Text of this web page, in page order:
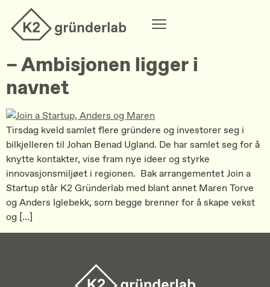
– Ambisjonen ligger i
navnet
Tirsdag kveld samlet flere gründere og investorer seg i
bilkjelleren til Johan Benad Ugland. De har samlet seg for å
knytte kontakter, vise fram nye ideer og styrke
innovasjonsmiljøet i regionen. Bak arrangementet Join a
Startup står K2 Gründerlab med blant annet Maren Torve
og Anders Iglebekk, som begge brenner for å skape vekst
og […]